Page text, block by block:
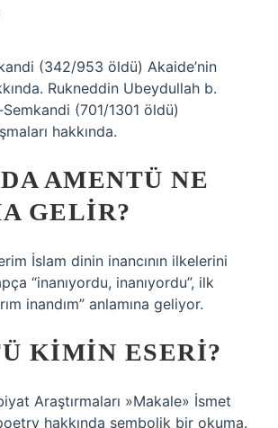
(342/953 öldü) Akaide’nin
Rukneddin Ubeydullah b.
(701/1301 öldü)
hakkında.
AMENTÜ NE
GELIR?
İslam dinin inancının ilkelerini
“inanıyordu, inanıyordu”, ilk
inandım” anlamına geliyor.
KIMIN ESERI?
Araştırmaları »Makale» İsmet
hakkında sembolik bir okuma.